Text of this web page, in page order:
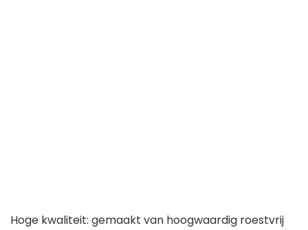
Hoge kwaliteit: gemaakt van hoogwaardig roestvrij